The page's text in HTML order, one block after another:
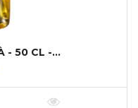
- 50 CL -...